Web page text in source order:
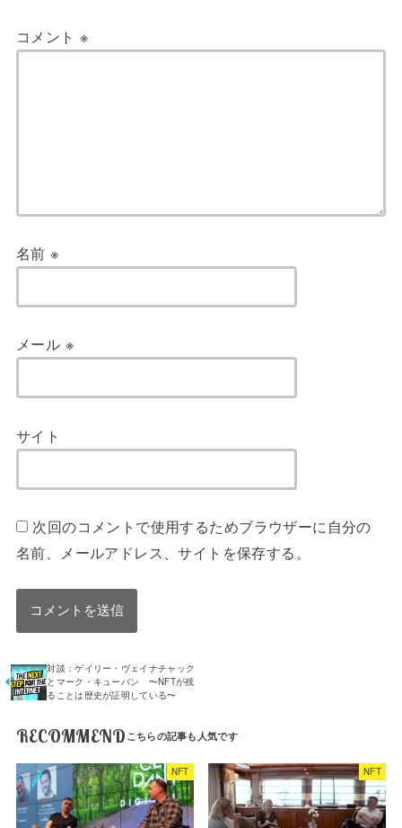
コメント ※
名前※
メール ※
サイト
次回のコメントで使用するためブラウザーに自分の
名前、メールアドレス、サイトを保存する。
対談：ゲイリー・ヴェイナチャック
とマーク・キューバン 〜NFTが残
ることは歴史が証明している〜
RECOMMEND
NFT NFT